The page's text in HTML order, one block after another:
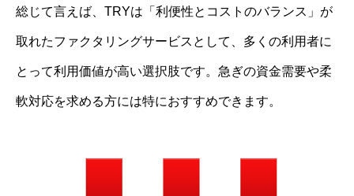
総じて言えば、TRYは「利便性とコストのバランス」が
取れたファクタリングサービスとして、多くの利用者に
とって利用価値が高い選択肢です。急ぎの資金需要や柔
軟対応を求める方には特におすすめできます。